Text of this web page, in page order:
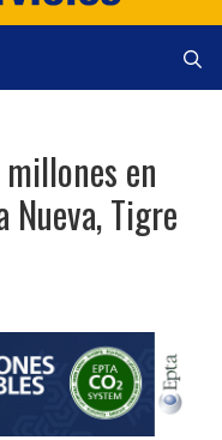
en
Tigre